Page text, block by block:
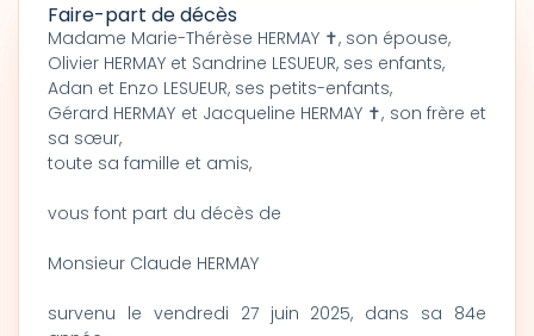
Faire-part de décès
Madame Marie-Thérèse HERMAY ✝, son épouse,
Olivier HERMAY et Sandrine LESUEUR, ses enfants,
Adan et Enzo LESUEUR, ses petits-enfants,
Gérard HERMAY et Jacqueline HERMAY ✝, son frère et
sa sœur,
toute sa famille et amis,
vous font part du décès de
Monsieur Claude HERMAY
survenu le vendredi 27 juin 2025, dans sa 84e